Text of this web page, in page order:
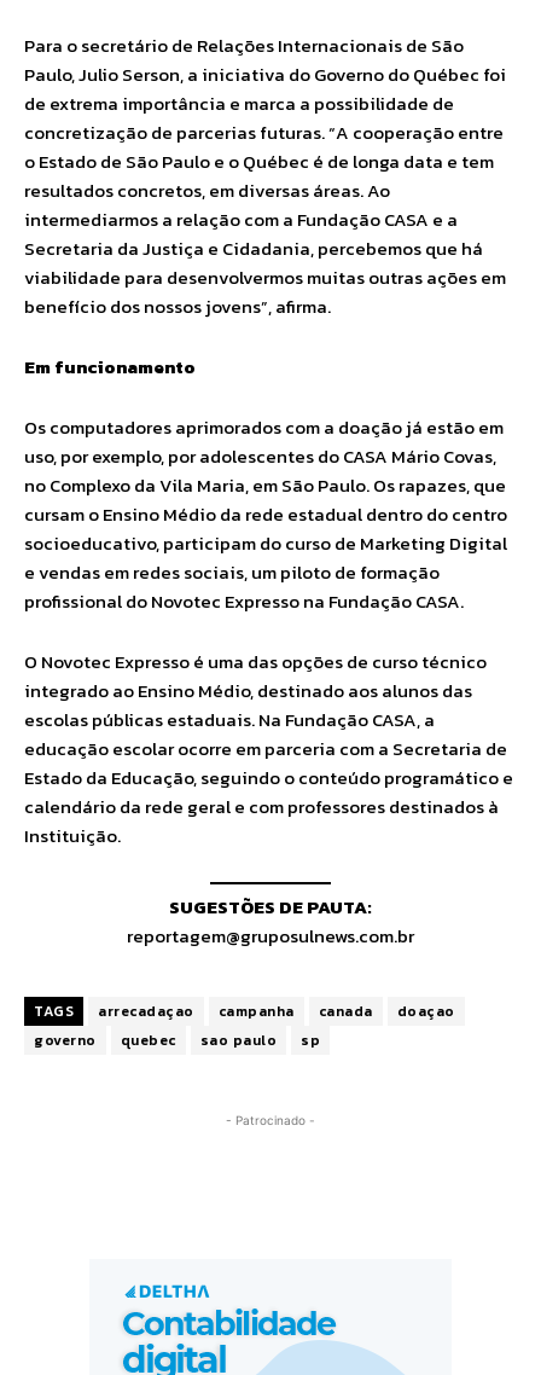
Para o secretário de Relações Internacionais de São
Paulo, Julio Serson, a iniciativa do Governo do Québec foi
de extrema importância e marca a possibilidade de
concretização de parcerias futuras. “A cooperação entre
o Estado de São Paulo e o Québec é de longa data e tem
resultados concretos, em diversas áreas. Ao
intermediarmos a relação com a Fundação CASA e a
Secretaria da Justiça e Cidadania, percebemos que há
viabilidade para desenvolvermos muitas outras ações em
benefício dos nossos jovens”, afirma.
Em funcionamento
Os computadores aprimorados com a doação já estão em
uso, por exemplo, por adolescentes do CASA Mário Covas,
no Complexo da Vila Maria, em São Paulo. Os rapazes, que
cursam o Ensino Médio da rede estadual dentro do centro
socioeducativo, participam do curso de Marketing Digital
e vendas em redes sociais, um piloto de formação
profissional do Novotec Expresso na Fundação CASA.
O Novotec Expresso é uma das opções de curso técnico
integrado ao Ensino Médio, destinado aos alunos das
escolas públicas estaduais. Na Fundação CASA, a
educação escolar ocorre em parceria com a Secretaria de
Estado da Educação, seguindo o conteúdo programático e
calendário da rede geral e com professores destinados à
Instituição.
SUGESTÕES DE PAUTA:
reportagem@gruposulnews.com.br
TAGS arrecadaçao campanha canada
doaçao
governo
quebec sao paulo sp
- Patrocinado -